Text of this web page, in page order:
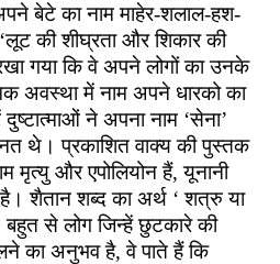
बेटे का नाम माहेर-शलाल-हश-
की शीघ्रता और शिकार की
गया कि वे अपने लोगों का उनके
अवस्था में नाम अपने धारको का
ने अपना नाम ‘सेना’
थे। प्रकाशित वाक्य की पुस्तक
मृत्यु और एपोलियोन हैं, यूनानी
शैतान शब्द का अर्थ ‘ शत्रु या
बहुत से लोग जिन्हें छुटकारे की
का अनुभव है, वे पाते हैं कि